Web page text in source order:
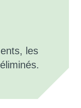
les